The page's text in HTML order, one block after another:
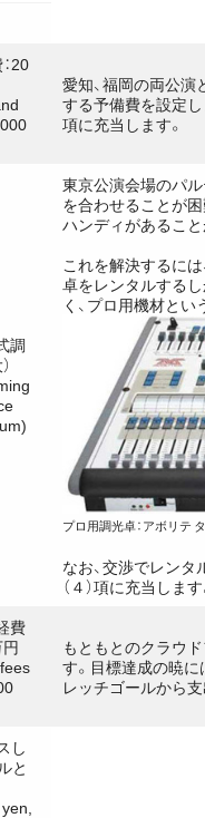
20
愛知、福岡の両公
する予備費を設定し
項に充当します。
調
東京公演会場のパ
を合わせることが
ハンディがあること
これを解決するに
卓をレンタルする
く、プロ用機材と
プロ用調光卓：アボリテ
なお、交渉でレン
（４）項に充当します
費
もともとのクラウ
す。目標達成の暁
レッチゴールから
し
と